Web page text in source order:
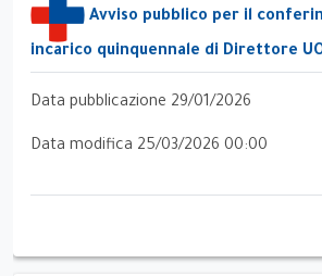
Avviso pubblico per il
incarico quinquennale di Direttore
Data pubblicazione 29/01/2026
Data modifica 25/03/2026 00:00